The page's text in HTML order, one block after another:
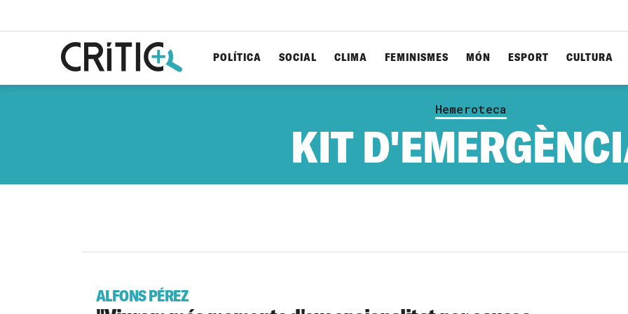
POLÍTICA SOCIAL CLIMA FEMINISMES MÓN ESPORT CULTURA
Hemeroteca
KIT
ALFONS PÉREZ